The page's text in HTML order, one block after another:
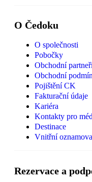
O Čedoku
O společnosti
Pobočky
Obchodní partneři
Obchodní
Pojištění CK
Fakturační údaje
Kariéra
Kontakty pro
Destinace
Vnitřní
Rezervace a